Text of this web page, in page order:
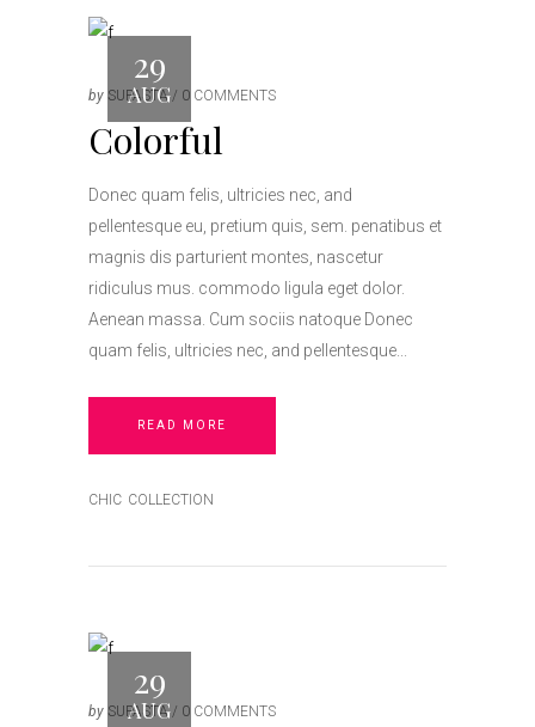
29
AUG
by SUPASTA 0 COMMENTS
Colorful
Donec quam felis, ultricies nec, and
pellentesque eu, pretium quis, sem. penatibus et
magnis dis parturient montes, nascetur
ridiculus mus. commodo ligula eget dolor.
Aenean massa. Cum sociis natoque Donec
quam felis, ultricies nec, and pellentesque
READ MORE
CHIC COLLECTION
29
AUG
by SUPASTA 0 COMMENTS